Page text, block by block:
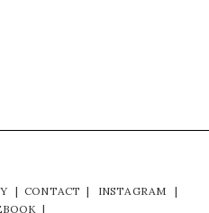
| CONTACT | INSTAGRAM
|
|